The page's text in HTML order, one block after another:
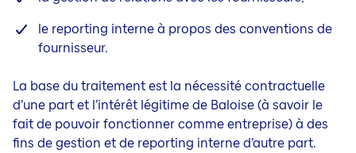
le reporting interne à propos des conventions de
fournisseur.
La base du traitement est la nécessité contractuelle
d’une part et l’intérêt légitime de Baloise (à savoir le
fait de pouvoirfonctionner comme entreprise) à des
fins de gestion et de reporting interne d’autre part.